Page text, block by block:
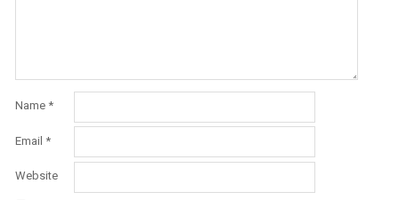
Name *
Email *
Website